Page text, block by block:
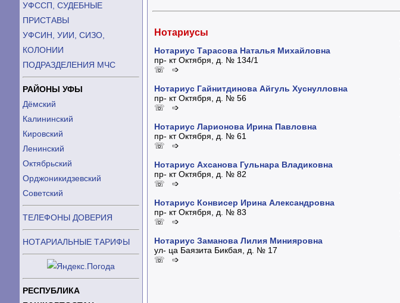
УФССП, СУДЕБНЫЕ
ПРИСТАВЫ
УФСИН, УИИ, СИЗО,
КОЛОНИИ
ПОДРАЗДЕЛЕНИЯ МЧС
РАЙОНЫ УФЫ
Дёмский
Калининский
Кировский
Ленинский
Октябрьский
Орджоникидзевский
Советский
ТЕЛЕФОНЫ ДОВЕРИЯ
НОТАРИАЛЬНЫЕ ТАРИФЫ
РЕСПУБЛИКА
Нотариусы
Нотариус Тарасова Наталья Михайловна
пр- кт Октября, д. № 134/1
☏ ➩
Нотариус Гайнитдинова Айгуль Хуснулловна
пр- кт Октября, д. № 56
☏ ➩
Нотариус Ларионова Ирина Павловна
пр- кт Октября, д. № 61
☏ ➩
Нотариус Ахсанова Гульнара Владиковна
пр- кт Октября, д. № 82
☏ ➩
Нотариус Конвисер Ирина Александровна
пр- кт Октября, д. № 83
☏ ➩
Нотариус Заманова Лилия Минияровна
ул- ца Баязита Бикбая, д. № 17
☏ ➩